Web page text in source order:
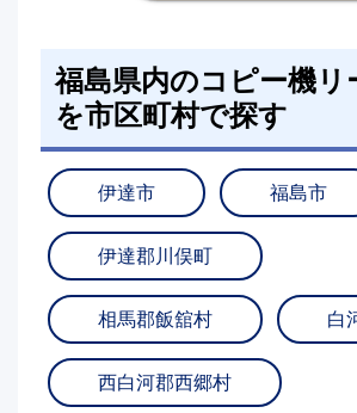
福島県内のコピー機リ
を市区町村で探す
伊達市 福島市
伊達郡川俣町
相馬郡飯舘村 白
西白河郡西郷村